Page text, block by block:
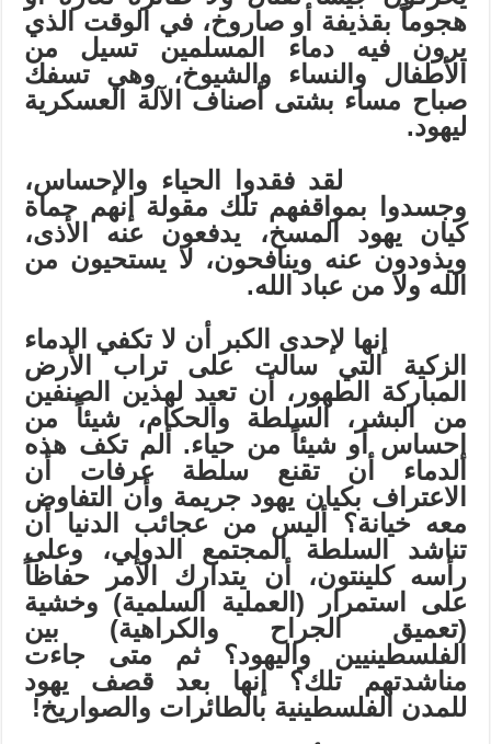
هجوماً بقذيفة أو صاروخ، في الوقت الذي
يرون فيه دماء المسلمين تسيل من
الأطفال والنساء والشيوخ، وهي تسفك
صباح مساء بشتى أصناف الآلة العسكرية
ليهود.
لقد فقدوا الحياء والإحساس،
وجسدوا بمواقفهم تلك مقولة إنهم حماة
كيان يهود المسخ، يدفعون عنه الأذى،
ويذودون عنه وينافحون، لا يستحيون من
الله ولا من عباد الله.
إنها لإحدى الكبر أن لا تكفي الدماء
الزكية التي سالت على تراب الأرض
المباركة الطهور، أن تعيد لهذين الصنفين
من البشر، السلطة والحكام، شيئاً من
إحساس أو شيئاً من حياء. ألم تكف هذه
الدماء أن تقنع سلطة عرفات أن
الاعتراف بكيان يهود جريمة وأن التفاوض
معه خيانة؟ أليس من عجائب الدنيا أن
تناشد السلطة المجتمع الدولي، وعلى
رأسه كلينتون، أن يتدارك الأمر حفاظاً
على استمرار (العملية السلمية) وخشية
(تعميق الجراح والكراهية) بين
الفلسطينيين واليهود؟ ثم متى جاءت
مناشدتهم تلك؟ إنها بعد قصف يهود
للمدن الفلسطينية بالطائرات والصواريخ!